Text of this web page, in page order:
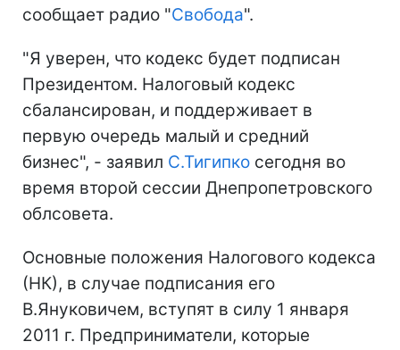
сообщает радио "Свобода".
"Я уверен, что кодекс будет подписан
Президентом. Налоговый кодекс
сбалансирован, и поддерживает в
первую очередь малый и средний
бизнес", - заявил С.Тигипко сегодня во
время второй сессии Днепропетровского
облсовета.
Основные положения Налогового кодекса
(НК), в случае подписания его
В.Януковичем, вступят в силу 1 января
2011 г. Предприниматели, которые